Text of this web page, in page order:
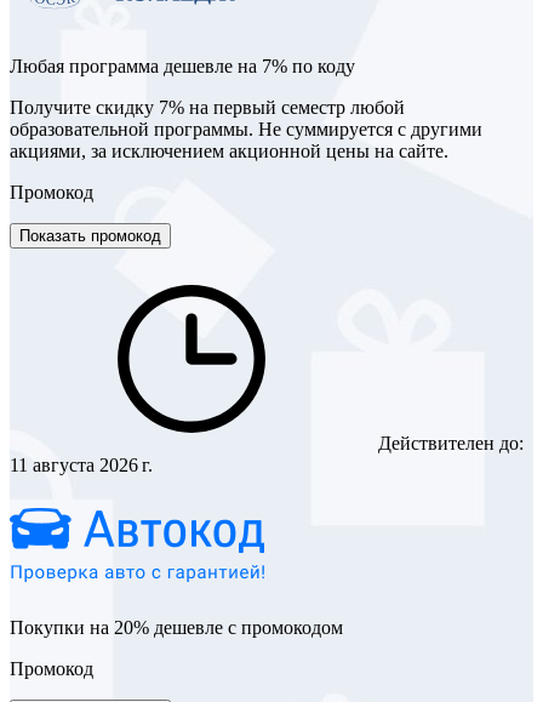
Любая программа дешевле на 7% по коду
Получите скидку 7% на первый семестр любой
образовательной программы. Не суммируется с другими
акциями, за исключением акционной цены на сайте.
Промокод
Показать промокод
Действителен до:
11 августа 2026 г.
Покупки на 20% дешевле с промокодом
Промокод